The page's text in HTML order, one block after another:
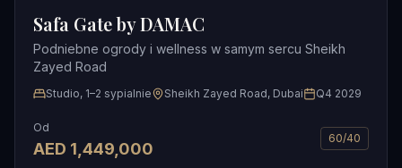
Safa Gate by DAMAC
Podniebne ogrody i wellness w samym sercu Sheikh
Zayed Road
Studio, 1–2 sypialnie Sheikh Zayed Road, Dubai Q4 2029
Od
AED 1,449,000
60/40